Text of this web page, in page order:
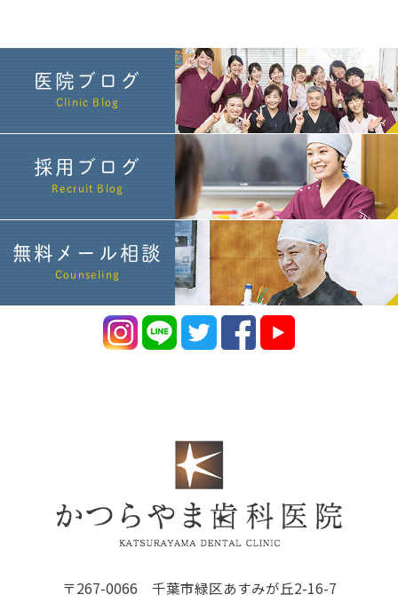
医院ブログ
Clinic Blog
採用ブログ
Recruit Blog
無料メール相談
Counseling
〒267-0066 千葉市緑区あすみが丘2-16-7